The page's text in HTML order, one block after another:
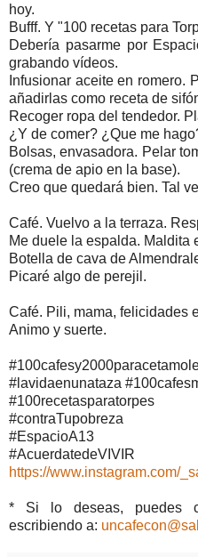
hoy.
Bufff. Y "100 recetas para
Debería pasarme por
grabando vídeos.
Infusionar aceite en romero.
añadirlas como receta de
Recoger ropa del tendedor.
¿Y de comer? ¿Que me
Bolsas, envasadora. Pelar
(crema de apio en la base).
Creo que quedará bien. Tal
Café. Vuelvo a la terraza.
Me duele la espalda. Maldita
Botella de cava de
Picaré algo de perejil.
Café. Pili, mama, felicidades
Animo y suerte.
#lavidaenunataza
#100recetasparatorpes
#contraTupobreza
#EspacioA13
#AcuerdatedeVIVIR
https://www.instagram.com/
* Si lo deseas, puedes
escribiendo a: